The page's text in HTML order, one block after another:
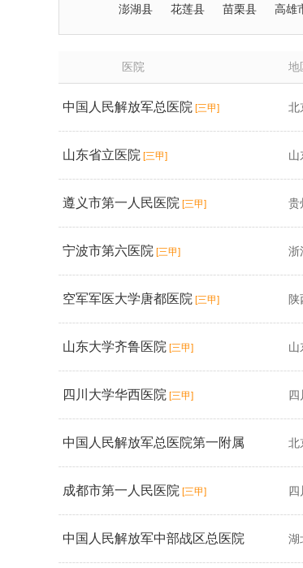
澎湖县 花莲县 苗栗县 高雄
医院 地
中国人民解放军总医院 [三甲] 北
山东省立医院 [三甲] 山
遵义市第一人民医院 [三甲] 贵
宁波市第六医院 [三甲] 浙
空军军医大学唐都医院 [三甲] 陕
山东大学齐鲁医院 [三甲] 山
四川大学华西医院 [三甲] 四
中国人民解放军总医院第一附属
医院[三甲]
北
成都市第一人民医院 [三甲] 四
中国人民解放军中部战区总医院 湖